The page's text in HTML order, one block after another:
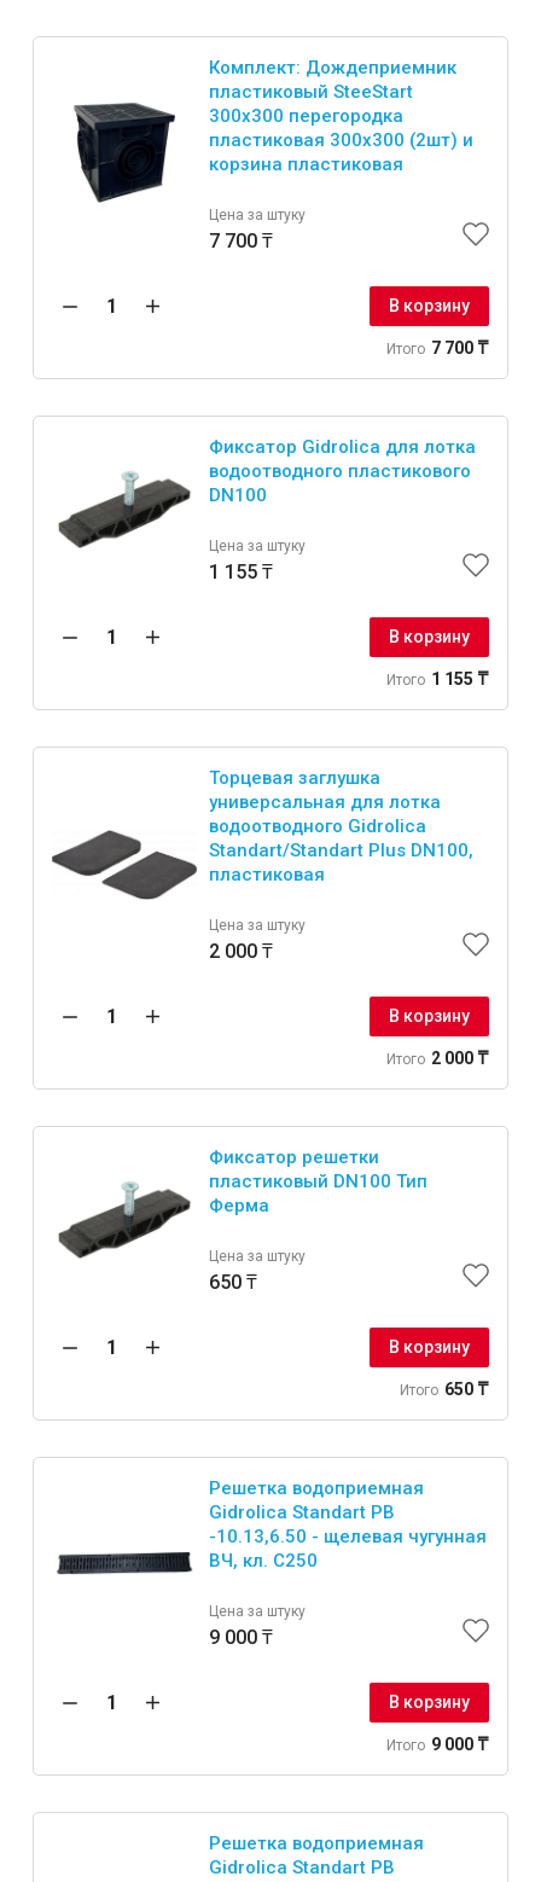
Комплект: Дождеприемник
пластиковый SteeStart
300х300 перегородка
пластиковая 300х300 (2шт) и
корзина пластиковая
Цена за штуку
7 700 ₸
В корзину
Итого 7 700 ₸
Фиксатор Gidrolica для лотка
водоотводного пластикового
DN100
Цена за штуку
1 155 ₸
В корзину
Итого 1 155 ₸
Торцевая заглушка
универсальная для лотка
водоотводного Gidrolica
Standart/Standart Plus DN100,
пластиковая
Цена за штуку
2 000 ₸
В корзину
Итого 2 000 ₸
Фиксатор решетки
пластиковый DN100 Тип
Ферма
Цена за штуку
650 ₸
В корзину
Итого 650 ₸
Решетка водоприемная
Gidrolica Standart РВ
-10.13,6.50 - щелевая чугунная
ВЧ, кл. С250
Цена за штуку
9 000 ₸
В корзину
Итого 9 000 ₸
Решетка водоприемная
Gidrolica Standart РВ
Сантехника
Монтажные ленты
Канаты, шнуры